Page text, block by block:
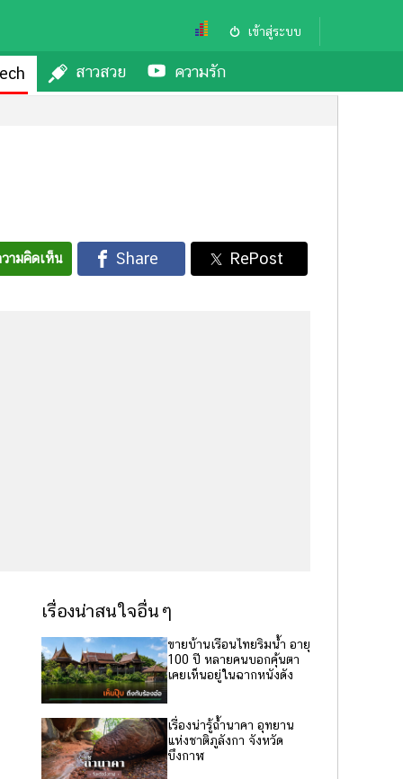
เข้าสู่ระบบ
สาวสวย ความรัก
ามคิดเห็น
เรื่องน่าสนใจอื่นๆ
ขายบ้านเรือนไทยริมน้ำ อายุ
100 ปี หลายคนบอกคุ้นตา
เคยเห็นอยู่ในฉากหนังดัง
เรื่องน่ารู้ถ้ำนาคา อุทยาน
แห่งชาติภูลังกา จังหวัด
บึงกาฬ